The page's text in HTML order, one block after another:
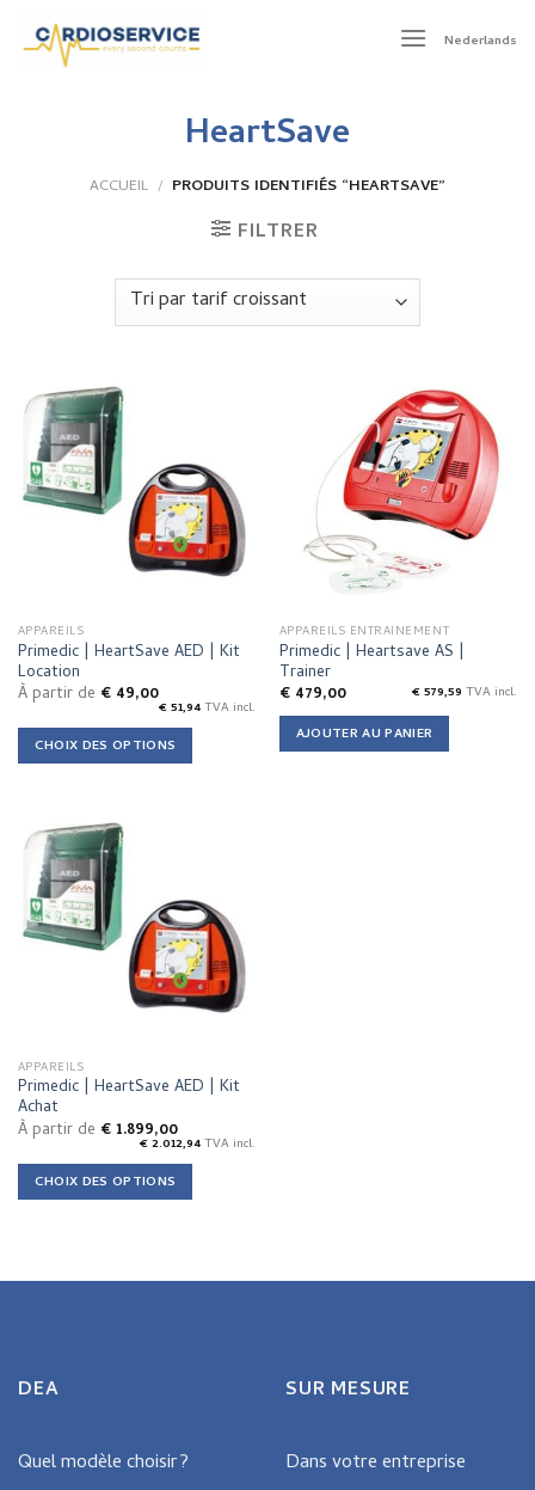
content
Nederlands
HeartSave
ACCUEIL / PRODUITS IDENTIFIÉS “HEARTSAVE”
FILTRER
APPAREILS
Primedic | HeartSave AED | Kit
Location
À partir de €49,00€51,94TVA incl.
CHOIX DES OPTIONS
has
multiple
variants.
The
options
may
product
page
APPAREILS ENTRAINEMENT
Primedic | Heartsave AS |
Trainer
€479,00 €579,59 TVA incl.
AJOUTER AU PANIER
APPAREILS
Primedic | HeartSave AED | Kit
Achat
À partir de €1.899,00
€2.012,94TVA incl.
CHOIX DES OPTIONS
multiple
may
on
DEA
Quel modèle choisir?
SUR MESURE
Dans votre entreprise